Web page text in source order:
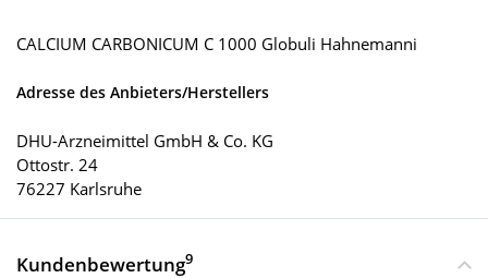
CALCIUM CARBONICUM C 1000 Globuli Hahnemanni
Adresse des Anbieters/Herstellers
DHU-Arzneimittel GmbH & Co. KG
Ottostr. 24
76227 Karlsruhe
Kundenbewertung9